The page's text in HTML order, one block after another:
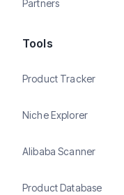
Partners
Tools
Product Tracker
Niche Explorer
Alibaba Scanner
Product Database